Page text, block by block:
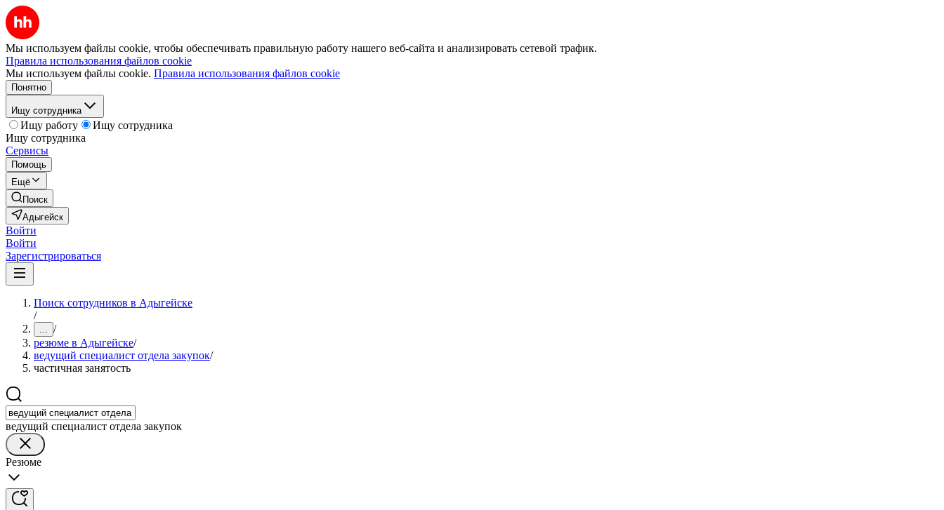
Мы используем файлы cookie, чтобы обеспечивать правильную работу нашего веб-сайта и анализировать сетевой трафик.
Правила использования файлов cookie
Мы используем файлы cookie. Правила использования файлов cookie
Понятно
Ищу сотрудника
Ищу работу
Ищу сотрудника
Ищу сотрудника
Сервисы
Помощь
Ещё
Поиск
Адыгейск
Войти
Войти
Зарегистрироваться
Поиск сотрудников в Адыгейске
/
... /
резюме в Адыгейске/
ведущий специалист отдела закупок/
частичная занятость
ведущий специалист отдела закупок
Резюме